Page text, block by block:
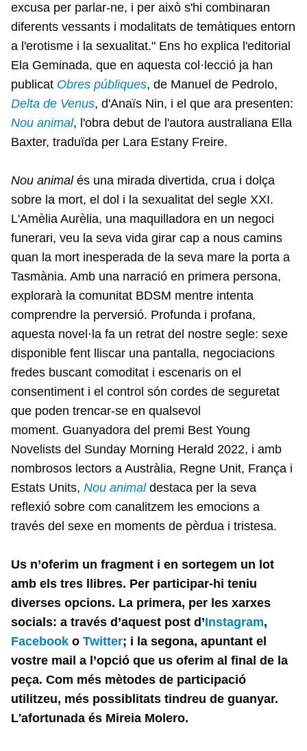
excusa per parlar-ne, i per això s'hi combinaran
diferents vessants i modalitats de temàtiques entorn
a l'erotisme i la sexualitat." Ens ho explica l'editorial
Ela Geminada, que en aquesta col·lecció ja han
publicat Obres públiques, de Manuel de Pedrolo,
Delta de Venus, d'Anaïs Nin, i el que ara presenten:
Nou animal, l'obra debut de l'autora australiana Ella
Baxter, traduïda per Lara Estany Freire.
Nou animal és una mirada divertida, crua i dolça
sobre la mort, el dol i la sexualitat del segle XXI.
L'Amèlia Aurèlia, una maquilladora en un negoci
funerari, veu la seva vida girar cap a nous camins
quan la mort inesperada de la seva mare la porta a
Tasmània. Amb una narració en primera persona,
explorarà la comunitat BDSM mentre intenta
comprendre la perversió. Profunda i profana,
aquesta novel·la fa un retrat del nostre segle: sexe
disponible fent lliscar una pantalla, negociacions
fredes buscant comoditat i escenaris on el
consentiment i el control són cordes de seguretat
que poden trencar-se en qualsevol
moment. Guanyadora del premi Best Young
Novelists del Sunday Morning Herald 2022, i amb
nombrosos lectors a Austràlia, Regne Unit, França i
Estats Units, Nou animaldestaca per la seva
reflexió sobre com canalitzem les emocions a
través del sexe en moments de pèrdua i tristesa.
Us n’oferim un fragment i en sortegem un lot
amb els tres llibres. Per participar-hi teniu
diverses opcions. La primera, per les xarxes
socials: a través d’aquest post d’Instagram,
Facebook o Twitter; i la segona, apuntant el
vostre mail a l’opció que us oferim al final de la
peça. Com més mètodes de participació
utilitzeu, més possiblitats tindreu de guanyar.
L'afortunada és Mireia Molero.